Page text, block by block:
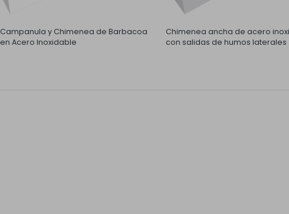
Campanula y Chimenea de Barbacoa
en Acero Inoxidable
Chimenea ancha de acero
con salidas de humos laterales